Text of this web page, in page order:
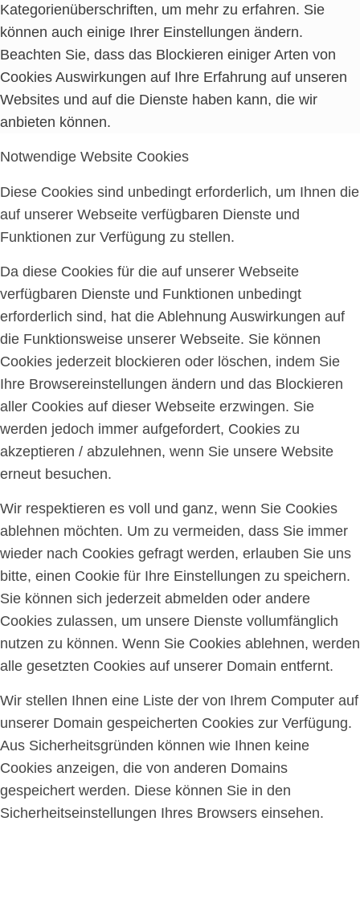
Kategorienüberschriften, um mehr zu erfahren. Sie
können auch einige Ihrer Einstellungen ändern.
Beachten Sie, dass das Blockieren einiger Arten von
Cookies Auswirkungen auf Ihre Erfahrung auf unseren
Websites und auf die Dienste haben kann, die wir
anbieten können.
Notwendige Website Cookies
Diese Cookies sind unbedingt erforderlich, um Ihnen die
auf unserer Webseite verfügbaren Dienste und
Funktionen zur Verfügung zu stellen.
Da diese Cookies für die auf unserer Webseite
verfügbaren Dienste und Funktionen unbedingt
erforderlich sind, hat die Ablehnung Auswirkungen auf
die Funktionsweise unserer Webseite. Sie können
Cookies jederzeit blockieren oder löschen, indem Sie
Ihre Browsereinstellungen ändern und das Blockieren
aller Cookies auf dieser Webseite erzwingen. Sie
werden jedoch immer aufgefordert, Cookies zu
akzeptieren / abzulehnen, wenn Sie unsere Website
erneut besuchen.
Wir respektieren es voll und ganz, wenn Sie Cookies
ablehnen möchten. Um zu vermeiden, dass Sie immer
wieder nach Cookies gefragt werden, erlauben Sie uns
bitte, einen Cookie für Ihre Einstellungen zu speichern.
Sie können sich jederzeit abmelden oder andere
Cookies zulassen, um unsere Dienste vollumfänglich
nutzen zu können. Wenn Sie Cookies ablehnen, werden
alle gesetzten Cookies auf unserer Domain entfernt.
Wir stellen Ihnen eine Liste der von Ihrem Computer auf
unserer Domain gespeicherten Cookies zur Verfügung.
Aus Sicherheitsgründen können wie Ihnen keine
Cookies anzeigen, die von anderen Domains
gespeichert werden. Diese können Sie in den
Sicherheitseinstellungen Ihres Browsers einsehen.